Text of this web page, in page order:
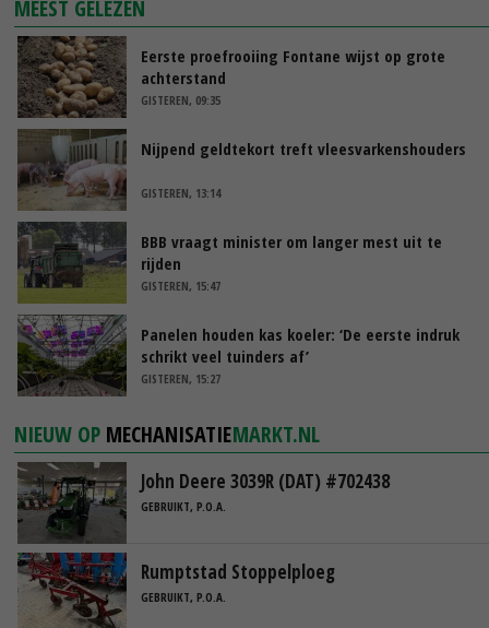
MEEST GELEZEN
Eerste proefrooiing Fontane wijst op grote
achterstand
GISTEREN, 09:35
Nijpend geldtekort treft vleesvarkenshouders
GISTEREN, 13:14
BBB vraagt minister om langer mest uit te
rijden
GISTEREN, 15:47
Panelen houden kas koeler: ‘De eerste indruk
schrikt veel tuinders af’
GISTEREN, 15:27
NIEUW OP MECHANISATIEMARKT.NL
John Deere 3039R (DAT) #702438
GEBRUIKT, P.O.A.
Rumptstad Stoppelploeg
GEBRUIKT, P.O.A.